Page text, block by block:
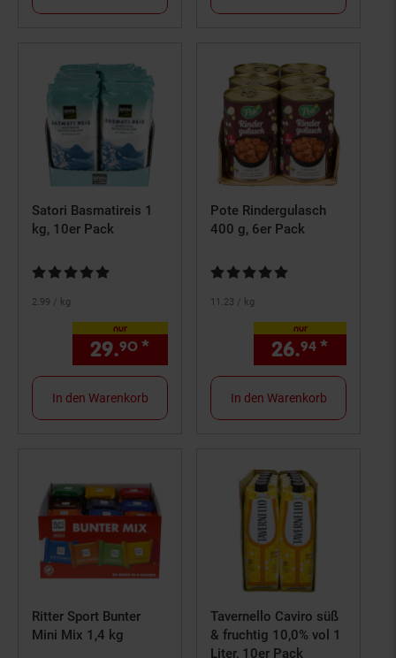
Satori Basmatireis 1
kg, 10er Pack
Kundenbewertung: 4,9 von 5 Sternen
2.99 / kg
nur
29.90 * € Sternchen
In den Warenkorb
Pote Rindergulasch
400 g, 6er Pack
Kundenbewertung: 4,75 von 5
11.23 / kg
nur
26.94 *
In den Warenkorb
Ritter Sport Bunter
Mini Mix 1,4 kg
Tavernello Caviro süß
& fruchtig 10,0% vol 1
Liter, 10er Pack